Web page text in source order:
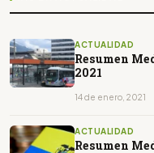
ACTUALIDAD
Resumen
2021
14 de enero, 2021
ACTUALIDAD
Resumen